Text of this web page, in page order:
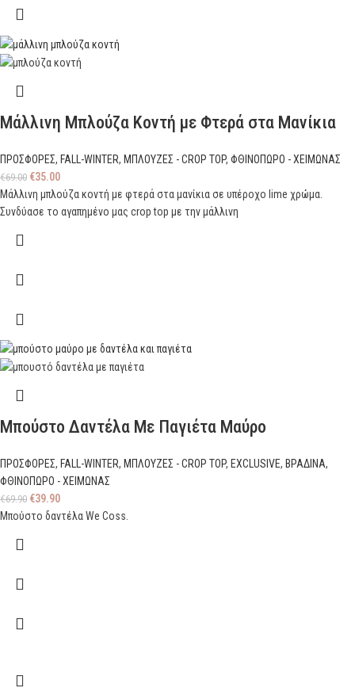
Μάλλινη Μπλούζα Κοντή με Φτερά στα Μανίκια
ΠΡΟΣΦΟΡΕΣ, FALL-WINTER, ΜΠΛΟΥΖΕΣ - CROP TOP, ΦΘΙΝΟΠΩΡΟ - ΧΕΙΜΩΝΑΣ
€69.00 €35.00
Μάλλινη μπλούζα κοντή με φτερά στα μανίκια σε υπέροχο lime χρώμα.
Συνδύασε το αγαπημένο μας crop top με την μάλλινη
Μπούστο Δαντέλα Με Παγιέτα Μαύρο
ΠΡΟΣΦΟΡΕΣ, FALL-WINTER, ΜΠΛΟΥΖΕΣ - CROP TOP, EXCLUSIVE, ΒΡΑΔΙΝΑ,
ΦΘΙΝΟΠΩΡΟ - ΧΕΙΜΩΝΑΣ
€69.90 €39.90
Μπούστο δαντέλα We Coss.